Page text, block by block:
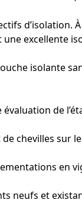
d’isolation. À
excellente
isolante
de
chevilles sur
en
neufs et